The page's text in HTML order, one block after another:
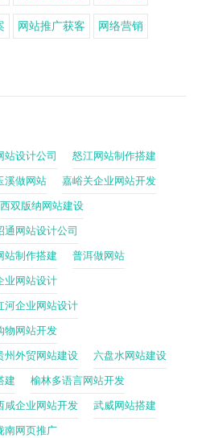
网站推广获客 网络营销
站设计公司 怒江网站制作搭建
溪做网站 嘉峪关企业网站开发
西双版纳网站建设
通网站设计公司
站制作搭建 普洱做网站
业网站设计
河企业网站设计
物网站开发
州外贸网站建设 六盘水网站建设
建 榆林多语言网站开发
咸企业网站开发 武威网站搭建
南网页推广